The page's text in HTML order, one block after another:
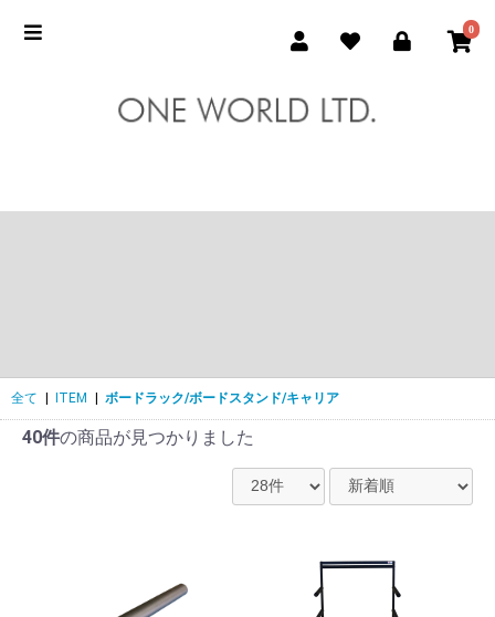
0
全て ITEM ボードラック/ボードスタンド/キャリア
40件の商品が見つかりました